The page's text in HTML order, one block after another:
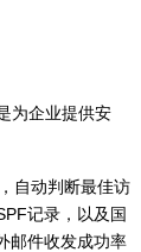
为企业提供安
自动判断最佳访
记录，以及国
邮件收发成功率